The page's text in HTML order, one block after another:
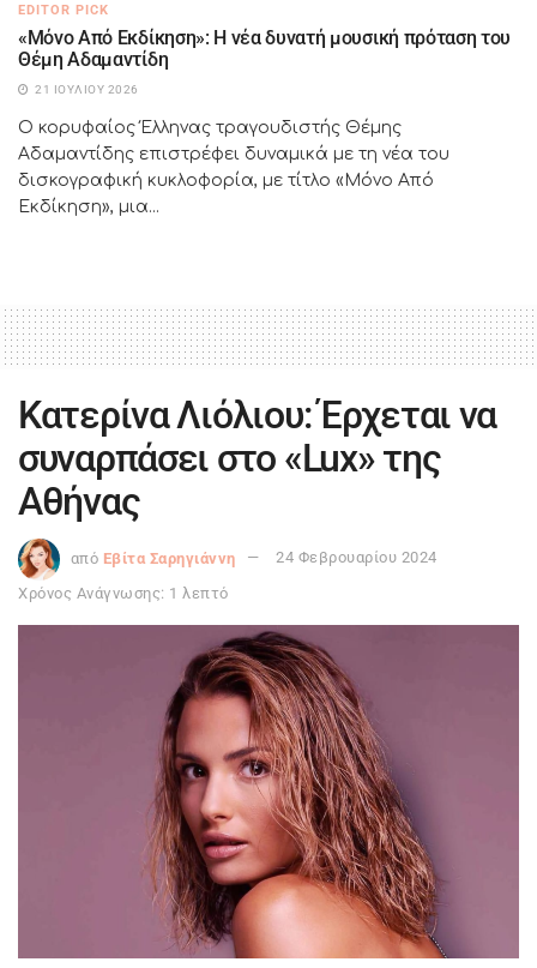
EDITOR PICK
«Μόνο Από Εκδίκηση»: Η νέα δυνατή μουσική πρόταση του
Θέμη Αδαμαντίδη
21 ΙΟΥΛΊΟΥ 2026
Ο κορυφαίος Έλληνας τραγουδιστής Θέμης
Αδαμαντίδης επιστρέφει δυναμικά με τη νέα του
δισκογραφική κυκλοφορία, με τίτλο «Μόνο Από
Εκδίκηση», μια...
Κατερίνα Λιόλιου: Έρχεται να
συναρπάσει στο «Lux» της
Αθήνας
από Εβίτα Σαρηγιάννη
24 Φεβρουαρίου 2024
Χρόνος Ανάγνωσης: 1 λεπτό